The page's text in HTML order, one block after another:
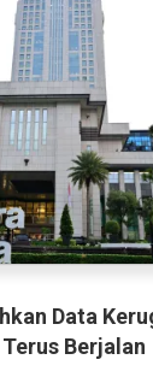
Data
Berjalan